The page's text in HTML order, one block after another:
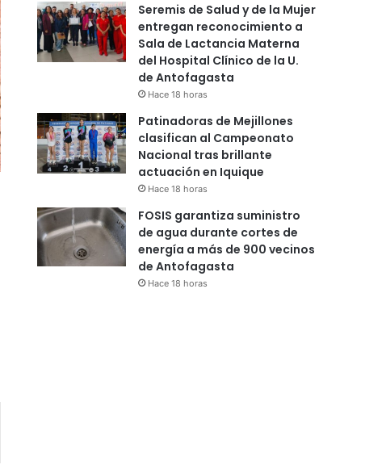
Seremis de Salud y de la Mujer
entregan reconocimiento a
Sala de Lactancia Materna
del Hospital Clínico de la U.
de Antofagasta
Hace 18 horas
Patinadoras de Mejillones
clasifican al Campeonato
Nacional tras brillante
actuación en Iquique
Hace 18 horas
FOSIS garantiza suministro
de agua durante cortes de
energía a más de 900 vecinos
de Antofagasta
Hace 18 horas